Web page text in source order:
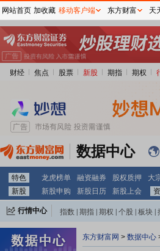
财经 焦点 股票 新股 期指 期权
数据中心
特色 龙虎榜单 融资融券 股权质押 大
新股
新股申购 新股日历 新股上会
行情中心 指数 期指 期权 个股 板块
东方财富网 > 数据中心
网站首页 加收藏 移动客户端 东方财富 天